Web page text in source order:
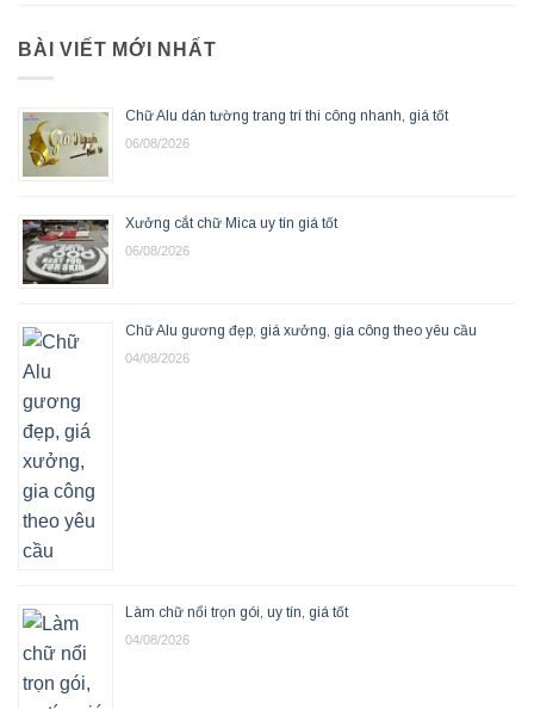
BÀI VIẾT MỚI NHẤT
Chữ Alu dán tường trang trí thi công nhanh, giá tốt
06/08/2026
Xưởng cắt chữ Mica uy tín giá tốt
06/08/2026
Chữ Alu gương đẹp, giá xưởng, gia công theo yêu cầu
04/08/2026
Làm chữ nổi trọn gói, uy tín, giá tốt
04/08/2026